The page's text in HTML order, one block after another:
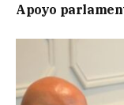
Apoyo